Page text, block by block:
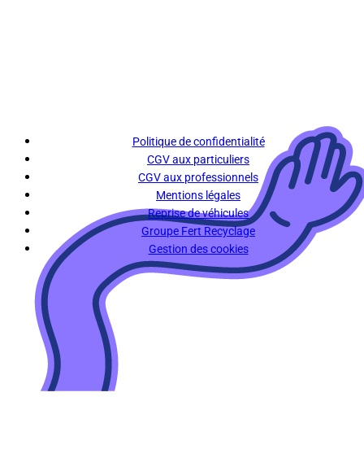
Politique de confidentialité
CGV aux particuliers
CGV aux professionnels
Mentions légales
Reprise de véhicules
Groupe Fert Recyclage
Gestion des cookies